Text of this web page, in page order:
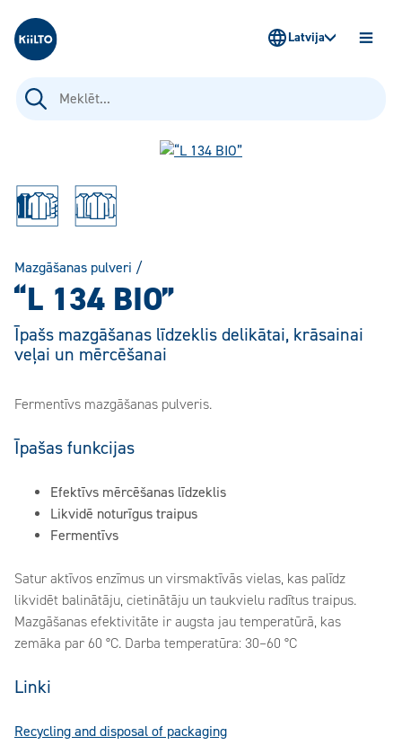
Kiilto Latvija
Meklēt:
Latvija
Mazgāšanas pulveri /
“L 134 BIO”
Īpašs mazgāšanas līdzeklis delikātai, krāsainai
veļai un mērcēšanai
Fermentīvs mazgāšanas pulveris.
Īpašas funkcijas
Efektīvs mērcēšanas līdzeklis
Likvidē noturīgus traipus
Fermentīvs
Satur aktīvos enzīmus un virsmaktīvās vielas, kas palīdz
likvidēt balinātāju, cietinātāju un taukvielu radītus traipus.
Mazgāšanas efektivitāte ir augsta jau temperatūrā, kas
zemāka par 60 °C. Darba temperatūra: 30–60 °C
Linki
Recycling and disposal of packaging